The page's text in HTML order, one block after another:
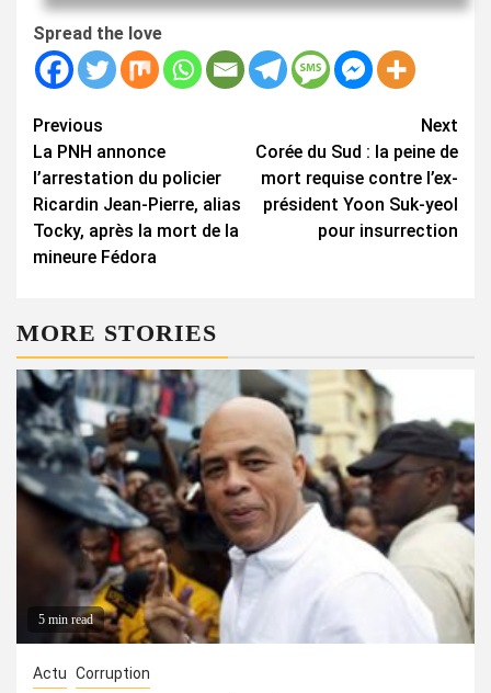
Spread the love
Continue
Reading
Previous
La PNH annonce
l’arrestation du policier
Ricardin Jean-Pierre, alias
Tocky, après la mort de la
mineure Fédora
Next
Corée du Sud : la peine de
mort requise contre l’ex-
président Yoon Suk-yeol
pour insurrection
MORE STORIES
5 min read
Actu Corruption